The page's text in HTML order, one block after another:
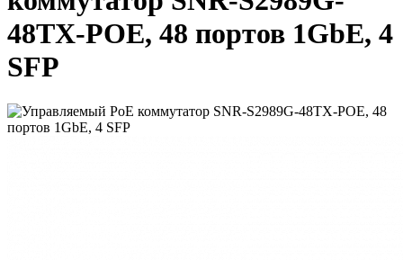
48TX-POE, 48 портов 1GbE, 4
SFP